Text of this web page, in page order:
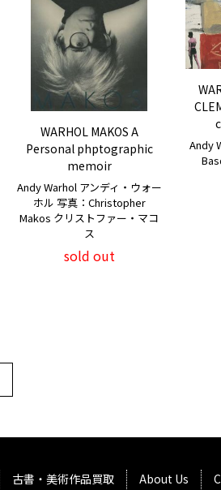
WARHOL MAKOS A
Personal phptographic
memoir
Andy Warhol アンディ・ウォー
ホル 写真：Christopher
Makos クリストファー・マコ
ス
sold out
Andy
古書・美術作品買取 About Us